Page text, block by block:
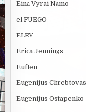
Eina Vyrai Namo
el FUEGO
ELEY
Erica Jennings
Euften
Eugenijus Chrebtovas
Eugenijus Ostapenko